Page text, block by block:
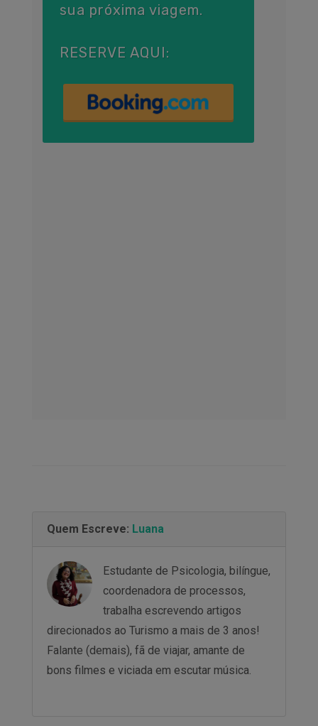
sua próxima viagem.
RESERVE AQUI:
Quem Escreve: Luana
Estudante de Psicologia, bilíngue,
coordenadora de processos,
trabalha escrevendo artigos
direcionados ao Turismo a mais de 3 anos!
Falante (demais), fã de viajar, amante de
bons filmes e viciada em escutar música.